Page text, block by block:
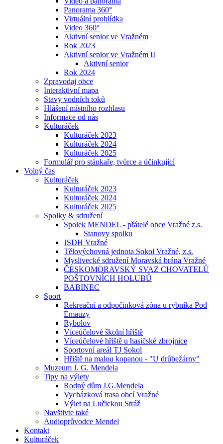
Panorama 360°
Virtuální prohlídka
Video 360°
Aktivní senior ve Vražném
Rok 2023
Aktivní senior ve Vražném II
Aktivní senior
Rok 2024
Zpravodaj obce
Interaktivní mapa
Stavy vodních toků
Hlášení místního rozhlasu
Informace od nás
Kulturáček
Kulturáček 2023
Kulturáček 2024
Kulturáček 2025
Formulář pro stánkaře, tvůrce a účinkující
Volný čas
Kulturáček
Kulturáček 2023
Kulturáček 2024
Kulturáček 2025
Spolky & sdružení
Spolek MENDEL - přátelé obce Vražné z.s.
Stanovy spolku
JSDH Vražné
Tělovýchovná jednota Sokol Vražné, z.s.
Myslivecké sdružení Moravská brána Vražné
ČESKOMORAVSKÝ SVAZ CHOVATELŮ
POŠTOVNÍCH HOLUBŮ
BABINEC
Sport
Rekreační a odpočinková zóna u rybníka Pod
Emauzy
Rybolov
Víceúčelové školní hřiště
Víceúčelové hřiště u hasičské zbrojnice
Sportovní areál TJ Sokol
Hřiště na malou kopanou - "U drůbežárny"
Muzeum J. G. Mendela
Tipy na výlety
Rodný dům J.G.Mendela
Vycházková trasa obcí Vražné
Výlet na Lučickou Stráž
Navštivte také
Audioprůvodce Mendel
Kontakt
Kulturáček